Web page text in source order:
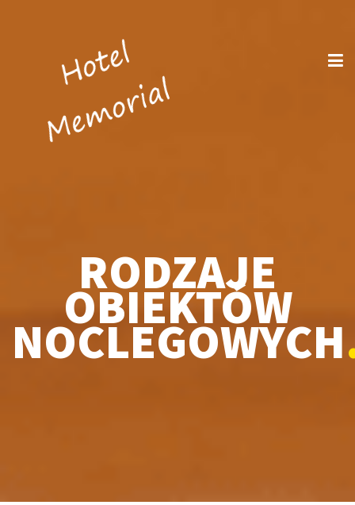
RODZAJE
OBIEKTÓW
NOCLEGOWYCH